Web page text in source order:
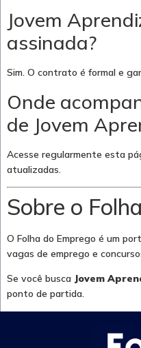
Jovem
assinada?
Sim. O contrato é formal e
Onde
de Jovem
Acesse regularmente esta
atualizadas.
Sobre o
O Folha do Emprego é um
vagas de emprego e
Se você busca Jovem
ponto de partida.